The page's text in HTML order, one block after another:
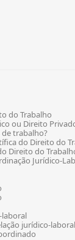
do Trabalho
ou Direito
de trabalho?
do Direito do
Direito do
Jurídico-
laboral
jurídico-